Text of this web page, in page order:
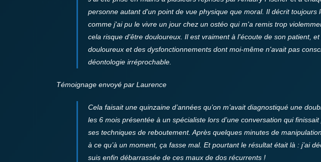
personne autant d'un point de vue physique que moral. Il décrit
comme j'ai pu le vivre un jour chez un ostéo qui m'a remis trop
cela risque d'être douloureux. Il est vraiment à l'écoute de son patient,
douloureux et des dysfonctionnements dont moi-même n'avait pas
déontologie irréprochable.
Témoignage envoyé par Laurence
Cela faisait une quinzaine d’années qu’on m’avait diagnostiqué une
les 6 mois présentée à un spécialiste lors d’une conversation qui
ses techniques de reboutement. Après quelques minutes de
à ce qu’à un moment, ça fasse mal. Et pourtant le résultat était là : j’ai
suis enfin débarrassée de ces maux de dos récurrents !